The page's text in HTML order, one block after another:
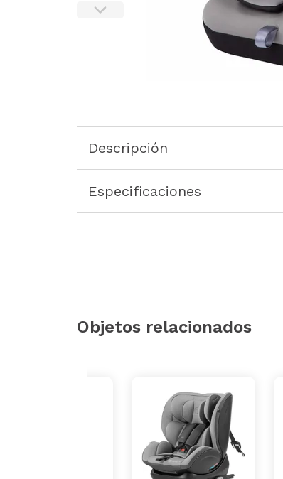
Descripción
Especificaciones
Objetos relacionados